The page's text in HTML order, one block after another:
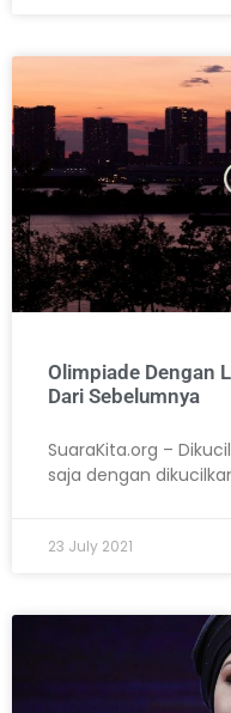
Olimpiade Dengan
Dari Sebelumnya
SuaraKita.org –
saja dengan
23 July 2021